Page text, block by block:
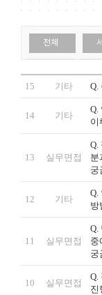
전체
15 기타 Q.
14 기타
Q.
이
13 실무면접
Q.
분
궁
12 기타
Q.
방
11 실무면접
Q.
중
궁
10 실무면접
Q.
진